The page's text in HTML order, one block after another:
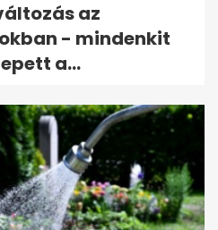
az
- mindenkit
a...